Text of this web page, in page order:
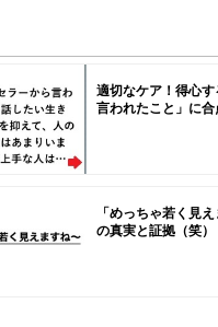
適切なケア！得心
言われたこと」に
「めっちゃ若く見
の真実と証拠（笑）